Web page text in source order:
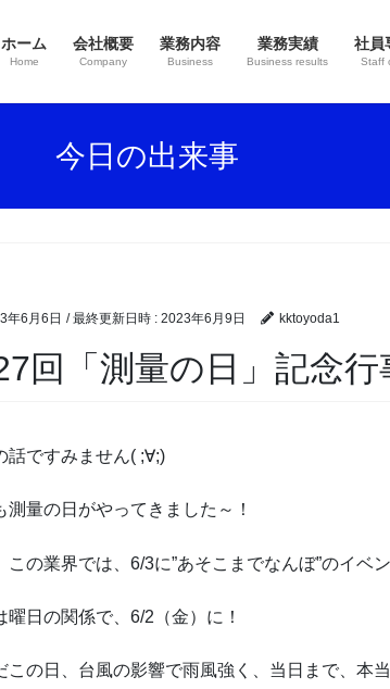
ホーム
Home
会社概要
Company
業務内容
Business
業務実績
Business results
社員
Staff
今日の出来事
年6月6日 / 最終更新日時 : 2023年6月9日 kktoyoda1
回「測量の日」記念行
話ですみません( ;∀;)
測量の日がやってきました～！
この業界では、6/3に”あそこまでなんぼ”のイベ
曜日の関係で、6/2（金）に！
この日、台風の影響で雨風強く、当日まで、本